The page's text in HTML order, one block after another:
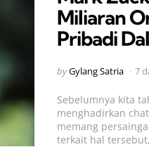
Miliaran
Pribadi
Posted
byGylang Satria 7
Sebelumnya kita
menghadirkan
memang
terkait hal